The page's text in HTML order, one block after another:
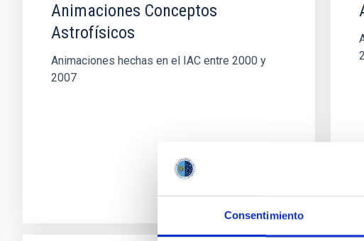
Consentimiento
Animaciones Conceptos
Astrofísicos
Animaciones hechas en el IAC entre 2000 y
2007